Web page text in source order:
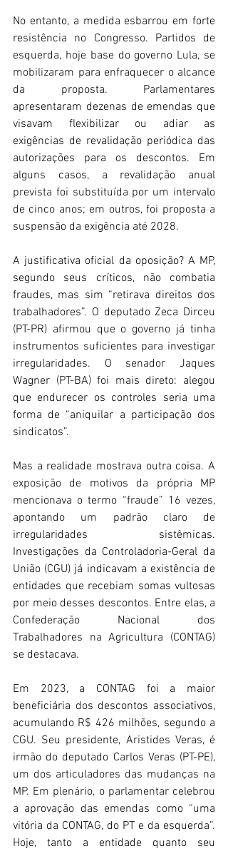
No entanto, a medida esbarrou em forte
resistência no Congresso. Partidos de
esquerda, hoje base do governo Lula, se
mobilizaram para enfraquecer o alcance
da proposta. Parlamentares
apresentaram dezenas de emendas que
visavam flexibilizar ou adiar as
exigências de revalidação periódica das
autorizações para os descontos. Em
alguns casos, a revalidação anual
prevista foi substituída por um intervalo
de cinco anos; em outros, foi proposta a
suspensão da exigência até 2028.
A justificativa oficial da oposição? A MP,
segundo seus críticos, não combatia
fraudes, mas sim “retirava direitos dos
trabalhadores”. O deputado Zeca Dirceu
(PT-PR) afirmou que o governo já tinha
instrumentos suficientes para investigar
irregularidades. O senador Jaques
Wagner (PT-BA) foi mais direto: alegou
que endurecer os controles seria uma
forma de “aniquilar a participação dos
sindicatos”.
Mas a realidade mostrava outra coisa. A
exposição de motivos da própria MP
mencionava o termo “fraude” 16 vezes,
apontando um padrão claro de
irregularidades sistêmicas.
Investigações da Controladoria-Geral da
União (CGU) já indicavam a existência de
entidades que recebiam somas vultosas
por meio desses descontos. Entre elas, a
Confederação Nacional dos
Trabalhadores na Agricultura (CONTAG)
se destacava.
Em 2023, a CONTAG foi a maior
beneficiária dos descontos associativos,
acumulando R$ 426 milhões, segundo a
CGU. Seu presidente, Aristides Veras, é
irmão do deputado Carlos Veras (PT-PE),
um dos articuladores das mudanças na
MP. Em plenário, o parlamentar celebrou
a aprovação das emendas como “uma
vitória da CONTAG, do PT e da esquerda”.
Hoje, tanto a entidade quanto seu